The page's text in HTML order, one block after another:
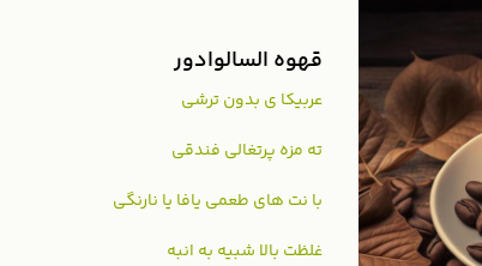
قهوه السالوادور
عربیکا ی بدون ترشی
ته مزه پرتغالی فندقی
با نت های طعمی یافا یا نارنگی
غلظت بالا شبیه به انبه